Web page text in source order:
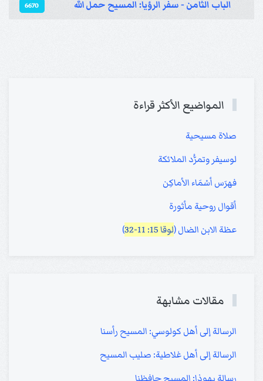
الباب الثامن - سفر الرؤيا: المسيح حمل الله 6670
المواضيع الأكثر قراءة
صلاة مسيحية
لوسيفر وتمرُّد الملائكة
فهرَس أسْمَاء الأماكِن
أقوال روحية مأثورة
عظة الابن الضال (لوقا 15: 11-32 )
مقالات مشابهة
الرسالة إلى أهل كولوسي: المسيح رأسنا
الرسالة إلى أهل غلاطية: صليب المسيح
رسالة يهوذا: المسيح حافظنا